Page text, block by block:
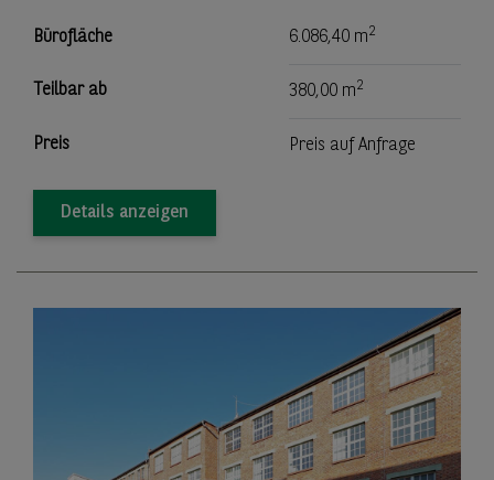
Bürofläche 6.086,40 m2
Teilbar ab 380,00 m2
Preis Preis auf Anfrage
Details anzeigen